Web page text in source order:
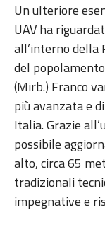
Un ulteriore
UAV ha
all’interno della
del
(Mirb.) Franco
più avanzata e
Italia. Grazie
possibile
alto, circa 65
tradizionali
impegnative e